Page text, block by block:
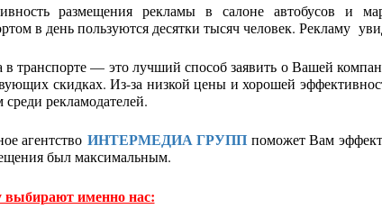
размещения рекламы в салоне автобусов и
в день пользуются десятки тысяч человек. Рекламу
в транспорте — это лучший способ заявить о Вашей
скидках. Из-за низкой цены и хорошей
среди рекламодателей.
агентство ИНТЕРМЕДИА ГРУПП поможет Вам
был максимальным.
именно нас: